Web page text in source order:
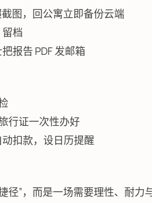
图，回公寓立即备份云端
档
报告 PDF 发邮箱
行证一次性办好
扣款，设日历提醒
径”，而是一场需要理性、耐